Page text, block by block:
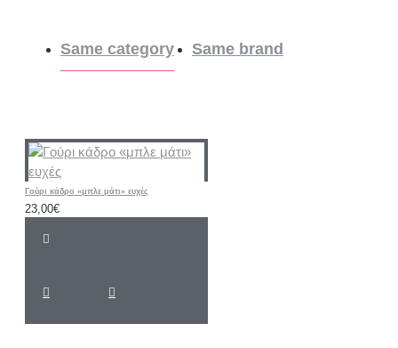
Same category Same brand
Γούρι κάδρο «μπλε μάτι» ευχές
23,00€